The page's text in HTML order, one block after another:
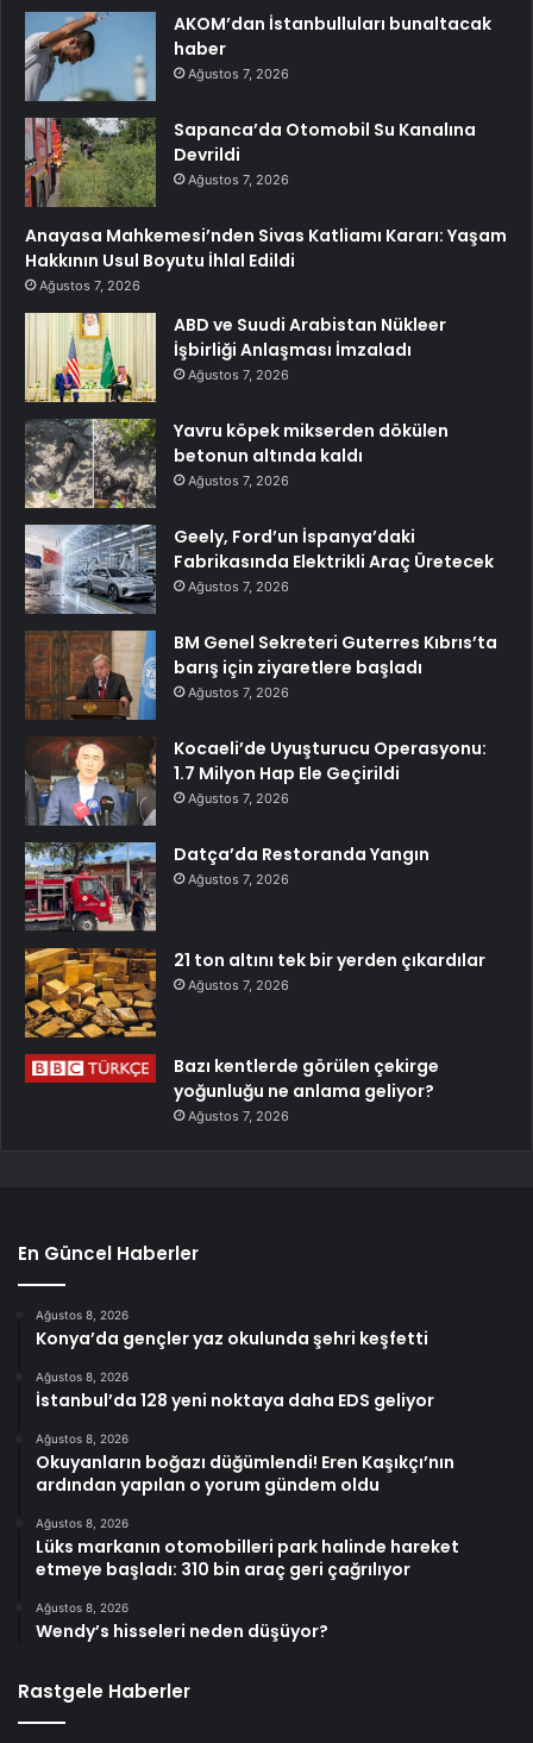
AKOM’dan İstanbulluları bunaltacak
haber
Ağustos 7, 2026
Sapanca’da Otomobil Su Kanalına
Devrildi
Ağustos 7, 2026
Anayasa Mahkemesi’nden Sivas Katliamı Kararı: Yaşam
Hakkının Usul Boyutu İhlal Edildi
Ağustos 7, 2026
ABD ve Suudi Arabistan Nükleer
İşbirliği Anlaşması İmzaladı
Ağustos 7, 2026
Yavru köpek mikserden dökülen
betonun altında kaldı
Ağustos 7, 2026
Geely, Ford’un İspanya’daki
Fabrikasında Elektrikli Araç Üretecek
Ağustos 7, 2026
BM Genel Sekreteri Guterres Kıbrıs’ta
barış için ziyaretlere başladı
Ağustos 7, 2026
Kocaeli’de Uyuşturucu Operasyonu:
1.7 Milyon Hap Ele Geçirildi
Ağustos 7, 2026
Datça’da Restoranda Yangın
Ağustos 7, 2026
21 ton altını tek bir yerden çıkardılar
Ağustos 7, 2026
Bazı kentlerde görülen çekirge
yoğunluğu ne anlama geliyor?
Ağustos 7, 2026
En Güncel Haberler
Ağustos 8, 2026
Konya’da gençler yaz okulunda şehri keşfetti
Ağustos 8, 2026
İstanbul’da 128 yeni noktaya daha EDS geliyor
Ağustos 8, 2026
Okuyanların boğazı düğümlendi! Eren Kaşıkçı’nın
ardından yapılan o yorum gündem oldu
Ağustos 8, 2026
Lüks markanın otomobilleri park halinde hareket
etmeye başladı: 310 bin araç geri çağrılıyor
Ağustos 8, 2026
Wendy’s hisseleri neden düşüyor?
Rastgele Haberler